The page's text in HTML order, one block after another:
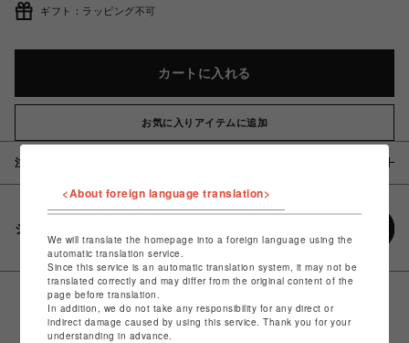
ギフト：ラッピング不可
カートに入れる
お気に入りアイテムに追加
注意事項
シェアする
<About foreign language translation>
We will translate the homepage into a foreign language using the
automatic translation service.
Since this service is an automatic translation system, it may not be
translated correctly and may differ from the original content of the
page before translation.
In addition, we do not take any responsibility for any direct or
indirect damage caused by using this service. Thank you for your
understanding in advance.